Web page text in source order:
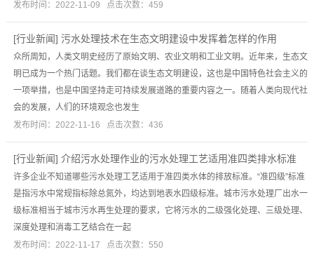
发布时间：2022-11-09 点击次数：459
[行业新闻] 污水处理技术在生态文明建设中发挥着怎样的作用
众所周知，人类文明史经历了原始文明、农业文明和工业文明。近年来，生态文
明已成为一个热门话题。我们都在谈生态文明建设，这也是中国特色社会主义的
一项举措，也是中国坚持走可持续发展道路的重要内容之一。随着人类向现代社
会的发展，人们的环境观念也发生
发布时间：2022-11-16 点击次数：436
[行业新闻] 介绍污水处理作业的污水处理工艺适用准四类排水标准
许多企业不知道哪些污水处理工艺适用于准四类水体的排放标准。“准四级”标准
是指污水中常规指标除总氮外，均达到地表水四级标准。城市污水处理厂出水一
级标准相当于城市污水再生处理的要求，它将污水的二级强化处理、三级处理、
深度处理和消毒工艺结合在一起
发布时间：2022-11-17 点击次数：550